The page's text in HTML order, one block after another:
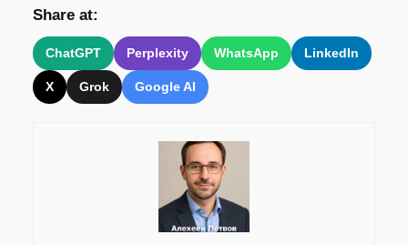
Share at:
ChatGPT Perplexity WhatsApp LinkedIn
X Grok Google AI